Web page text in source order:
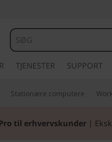
TJENESTER SUPPORT
Stationære computere
til erhvervskunder |